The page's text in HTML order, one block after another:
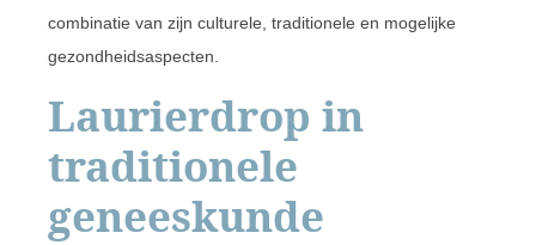
combinatie van zijn culturele, traditionele en mogelijke
gezondheidsaspecten.
Laurierdrop in
traditionele
geneeskunde